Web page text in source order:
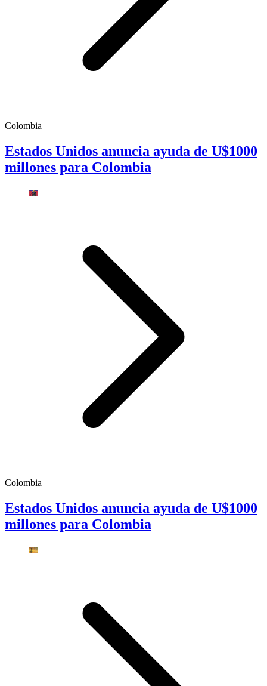
Colombia
Estados Unidos anuncia ayuda de U$1000
millones para Colombia
Colombia
Estados Unidos anuncia ayuda de U$1000
millones para Colombia